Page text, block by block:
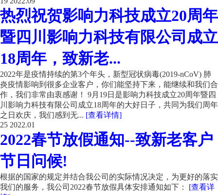
热烈祝贺影响力科技成立20周年
暨四川影响力科技有限公司成立
18周年，致新老...
2022年是疫情持续的第3个年头，新型冠状病毒(2019-nCoV) 肺
炎疫情影响到很多企业客户，你们能坚持下来，能继续和我们合
作，我们非常由衷感谢！ 9月19日是影响力科技成立20周年暨四
川影响力科技有限公司成立18周年的大好日子，共同为我们周年
之日欢庆，我们感到无... [查看详情]
25 2022.01
2022春节放假通知--致新老客户
节日问候!
根据的国家的规定并结合我公司的实际情况决定，为更好的落实
我们的服务，我公司2022春节放假具体安排通知如下： [查看详